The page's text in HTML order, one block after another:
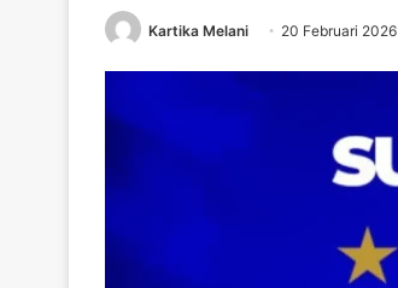
Kartika Melani 20 Februari 2026